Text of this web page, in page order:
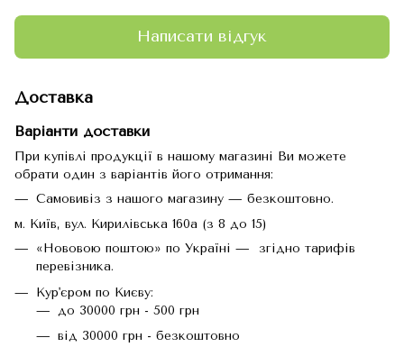
Написати відгук
Доставка
Варіанти доставки
При купівлі продукції в нашому магазині Ви можете
обрати один з варіантів його отримання:
Самовивіз з нашого магазину — безкоштовно.
м. Київ, вул. Кирилівська 160а (з 8 до 15)
«Нововою поштою» по Україні — згідно тарифів
перевізника.
Кур'єром по Києву:
до 30000 грн - 500 грн
від 30000 грн - безкоштовно